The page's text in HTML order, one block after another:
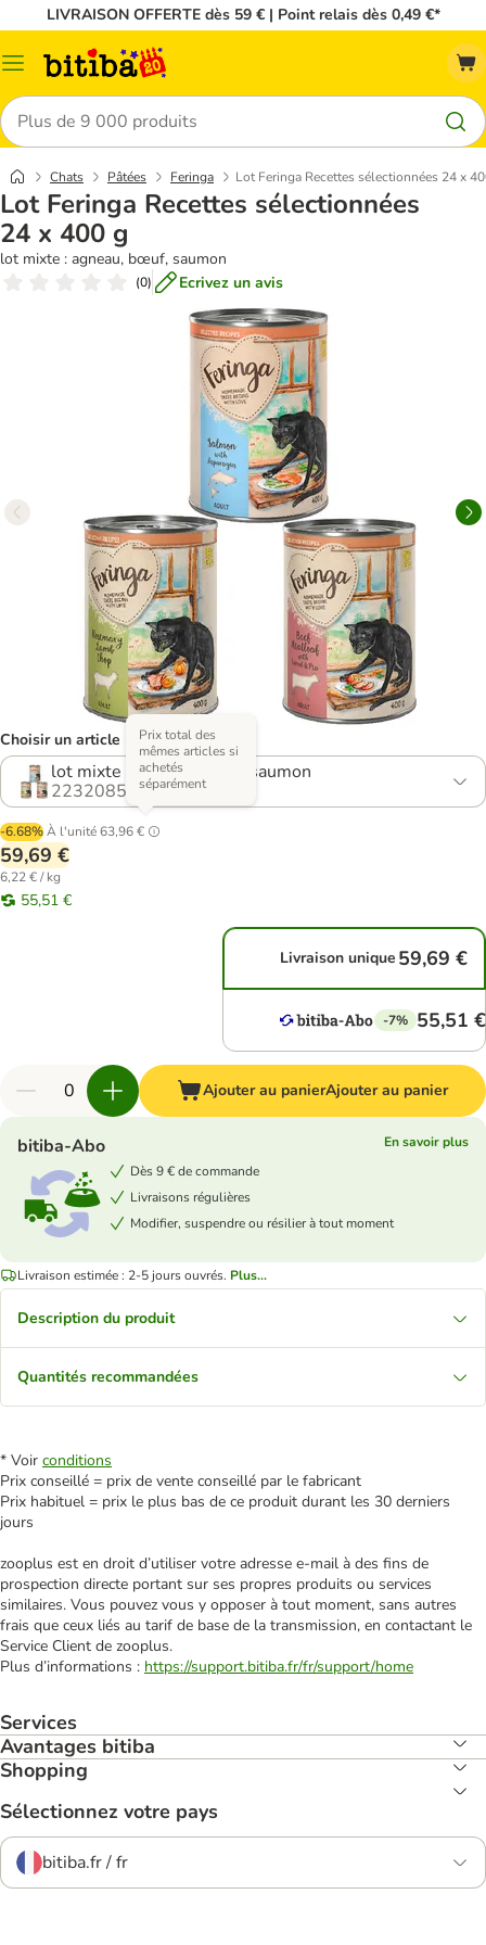
LIVRAISON OFFERTE dès 59 € | Point relais dès 0,49 €*
Menu
Rechercher
Chats Pâtées Feringa Lot Feringa Recettes sélectionnées 24 x
Lot Feringa Recettes sélectionnées
24 x 400 g
lot mixte : agneau, bœuf, saumon
(0) Ecrivez un avis
Choisir un article (4 variantes)
lot mixte : agneau, bœuf, saumon
2232085.0
-6.68%À l'unité63,96 €
Prix total des
mêmes articles si
achetés
séparément
59,69 €
6,22 € / kg
55,51 €
Livraison unique 59,69 €
-7% 55,51 €
Ajouter au panierAjouter au panier
bitiba-Abo
En savoir plus
Dès 9 € de commande
Livraisons régulières
Modifier, suspendre ou résilier à tout moment
Livraison estimée : 2-5 jours ouvrés. Plus...
Description du produit
Quantités recommandées
* Voir conditions
Prix conseillé = prix de vente conseillé par le fabricant
Prix habituel = prix le plus bas de ce produit durant les 30 derniers
jours
zooplus est en droit d’utiliser votre adresse e‑mail à des fins de
prospection directe portant sur ses propres produits ou services
similaires. Vous pouvez vous y opposer à tout moment, sans autres
frais que ceux liés au tarif de base de la transmission, en contactant le
Service Client de zooplus.
Plus d’informations : https://support.bitiba.fr/fr/support/home
Services
Avantages bitiba
Shopping
Sélectionnez votre pays
bitiba.fr / fr